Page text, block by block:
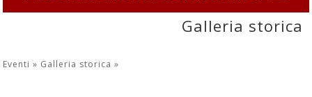
Galleria storica
Eventi » Galleria storica»